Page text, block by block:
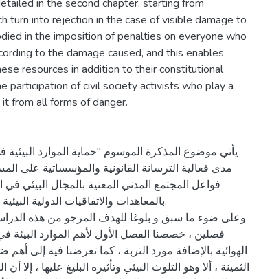
in the second chapter, starting from
turn into rejection in the case of visible damage to
in the imposition of penalties on everyone who
to the damage caused, and this enables
resources in addition to their constitutional
participation of civil society activists who play a
from all forms of danger.
يأتي موضوع المذكرة الموسوم "حماية الموارد البيئية
مدى فعالية الترسانة القانونية والمؤسساتية على
فواعل المجتمع المدني المعنية بالمجال البيئي في
بالمعاهدات والاتفاقيات الدولية
وعلى ضوء ما سبق و بلوغا للهدف المرجو من هذه
فصلين ، خصصنا الفصل الأول لأهم الموارد البيئة في
الهوائية بالإضافة مورد التربة ، كما تعرضنا فيه إلى
الثمينة ، ألا وهو التلوث البيئي وتأثيره البليغ عليها ،